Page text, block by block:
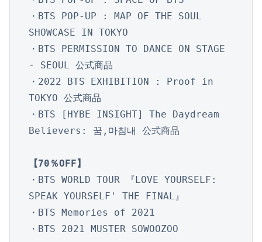
・BTS POP-UP : MAP OF THE SOUL
SHOWCASE IN TOKYO
・BTS PERMISSION TO DANCE ON STAGE
- SEOUL 公式商品
・2022 BTS EXHIBITION : Proof in
TOKYO 公式商品
・BTS [HYBE INSIGHT] The Daydream
Believers: 꿈,마침내 公式商品
【70％OFF】
・BTS WORLD TOUR 『LOVE YOURSELF:
SPEAK YOURSELF' THE FINAL』
・BTS Memories of 2021
・BTS 2021 MUSTER SOWOOZOO